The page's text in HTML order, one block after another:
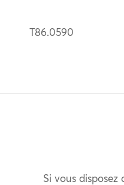
T86.0590
Si vous disposez